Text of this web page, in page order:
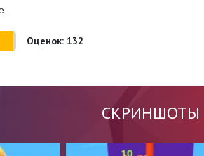
Оценок: 132
СКРИНШОТЫ